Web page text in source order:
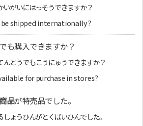
いがいにはっそうできますか？
shipped internationally?
も購入できますか？
んとうでもこうにゅうできますか？
for purchase in stores?
商品が特売品でした。
ょうひんがとくばいひんでした。